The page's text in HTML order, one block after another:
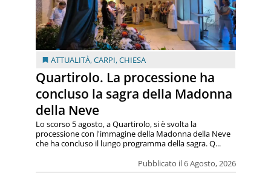
ATTUALITÀ,CARPI,CHIESA
Quartirolo. La processione ha
concluso la sagra della Madonna
della Neve
Pubblicato il 6 Agosto, 2026
Lo scorso 5 agosto, a Quartirolo, si è svolta la
processione con l'immagine della Madonna della Neve
che ha concluso il lungo programma della sagra. Q...